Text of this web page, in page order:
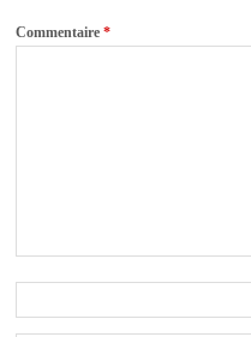
Commentaire*